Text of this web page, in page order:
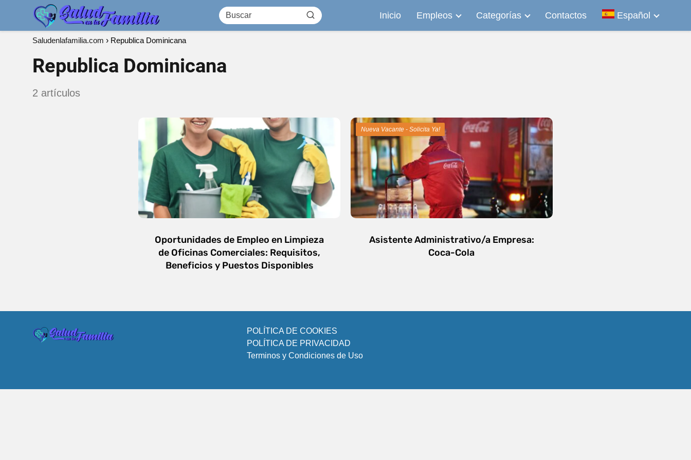
Inicio Empleos Categorías Contactos Español
Saludenlafamilia.com Republica Dominicana
Republica Dominicana
2 artículos
Oportunidades de Empleo en Limpieza
de Oficinas Comerciales: Requisitos,
Beneficios y Puestos Disponibles
Nueva Vacante - Solicita Ya!
Asistente Administrativo/a Empresa:
Coca-Cola
POLÍTICA DE COOKIES
POLÍTICA DE PRIVACIDAD
Terminos y Condiciones de Uso